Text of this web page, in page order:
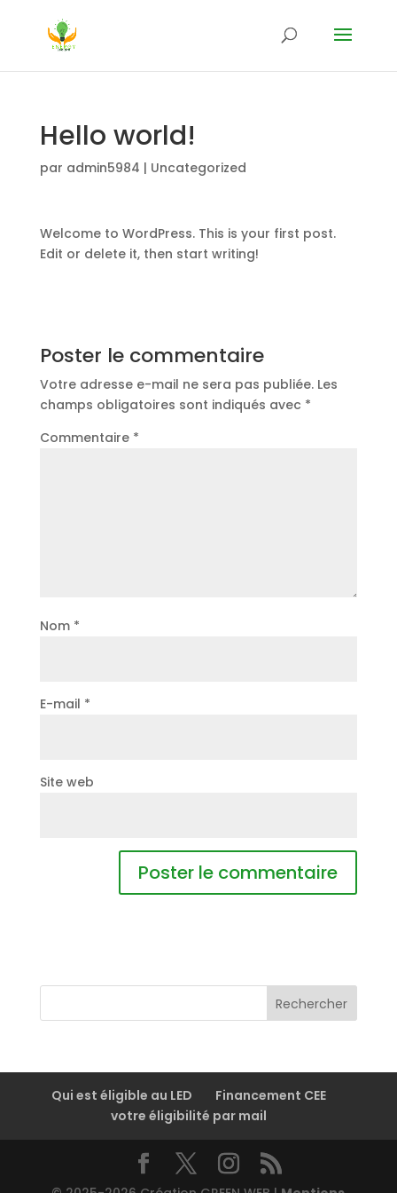
Hello world!
par admin5984 | Uncategorized
Welcome to WordPress. This is your first post.
Edit or delete it, then start writing!
Poster le commentaire
Votre adresse e-mail ne sera pas publiée. Les
champs obligatoires sont indiqués avec *
Commentaire *
Nom *
E-mail *
Site web
Rechercher
Qui est éligible au LED
Financement CEE
votre éligibilité par mail